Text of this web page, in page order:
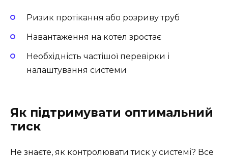
Ризик протікання або розриву труб
Навантаження на котел зростає
Необхідність частішої перевірки і
налаштування системи
Як підтримувати оптимальний
тиск
Не знаєте, як контролювати тиск у системі? Все